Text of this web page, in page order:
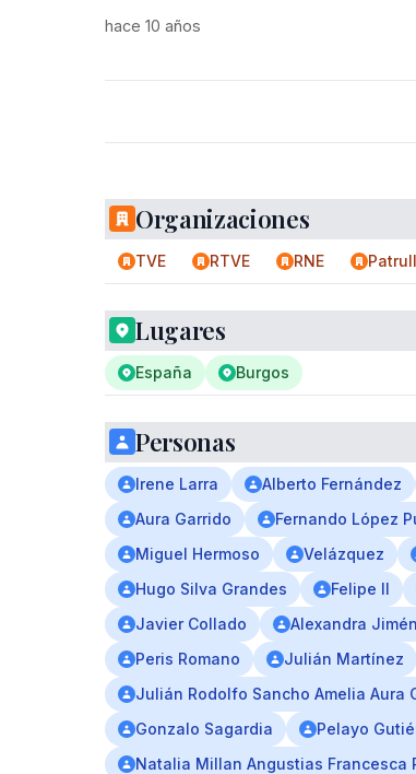
hace 10 años
Organizaciones
TVE RTVE RNE
Lugares
España Burgos
Personas
Irene Larra Alberto Fernández
Aura Garrido
Fernando López
Miguel Hermoso
Velázquez
Hugo Silva Grandes
Felipe II
Javier Collado
Alexandra
Peris Romano
Julián Martínez
Julián Rodolfo Sancho Amelia Aura
Gonzalo Sagardia
Pelayo
Natalia Millan Angustias Francesca